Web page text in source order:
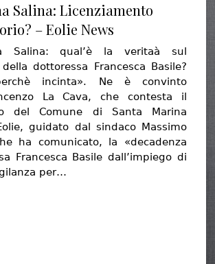
Salina: Licenziamento
– Eolie News
Salina: qual’è la veritaà sul
dottoressa Francesca Basile?
incinta». Ne è convinto
La Cava, che contesta il
del Comune di Santa Marina
guidato dal sindaco Massimo
ha comunicato, la «decadenza
Francesca Basile dall’impiego di
per…